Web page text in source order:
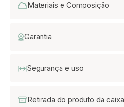
Materiais e Composição
Garantia
Segurança e uso
Retirada do produto da caixa